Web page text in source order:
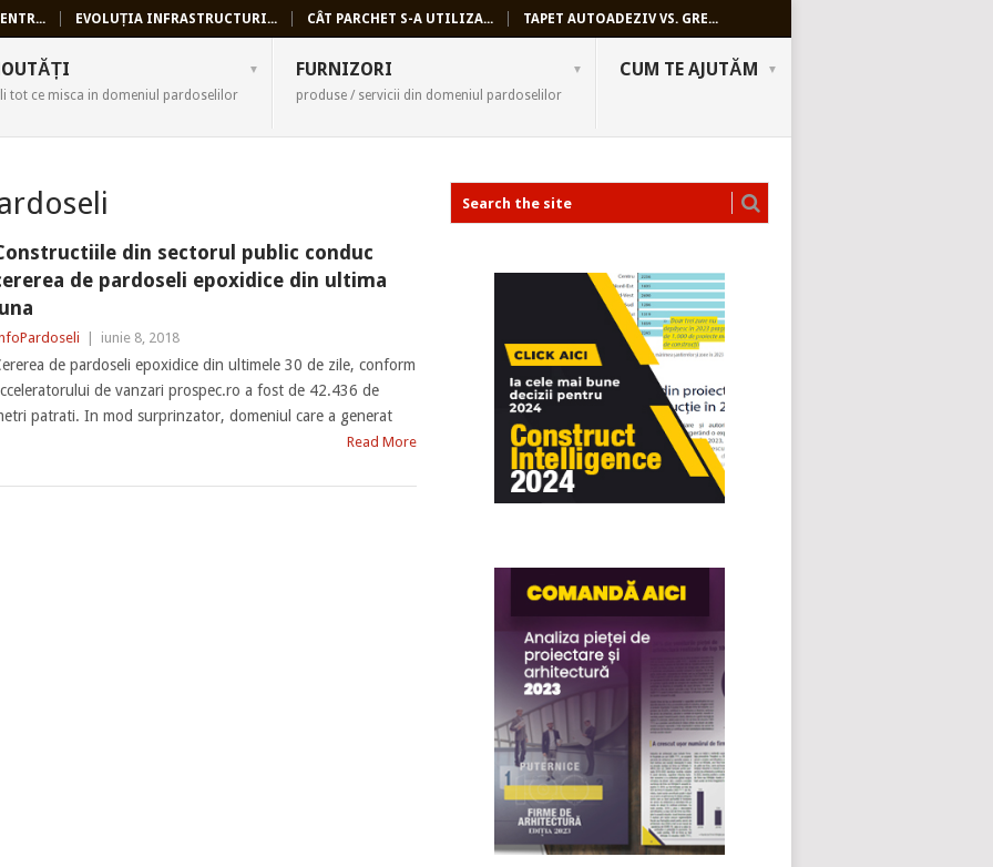
EVOLUȚIA INFRASTRUCTURI... CÂT PARCHET S-A UTILIZA... TAPET AUTOADEZIV VS. GRE...
tot ce misca in domeniul pardoselilor
FURNIZORI
produse / servicii din domeniul pardoselilor
CUM TE AJUTĂM
din sectorul public conduc
de pardoseli epoxidice din ultima
luna
iunie 8, 2018
de pardoseli epoxidice din ultimele 30 de zile, conform
de vanzari prospec.ro a fost de 42.436 de
patrati. In mod surprinzator, domeniul care a generat
Read More